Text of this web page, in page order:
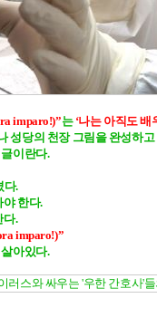
imparo!)”는 ‘나는 아직도 배
성당의 천장 그림을 완성하고
이란다.
다.
야 한다.
잘 살기 위해 배워야 한다.
imparo!)”
아있다.